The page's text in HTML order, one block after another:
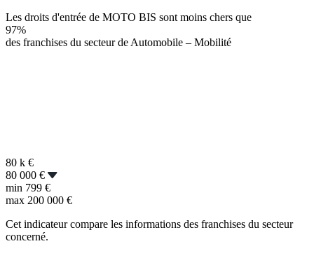
Les droits d'entrée de MOTO BIS sont moins chers que
97%
des franchises du secteur de Automobile – Mobilité
80 k €
80 000 €
min 799 €
max 200 000 €
Cet indicateur compare les informations des franchises du secteur
concerné.